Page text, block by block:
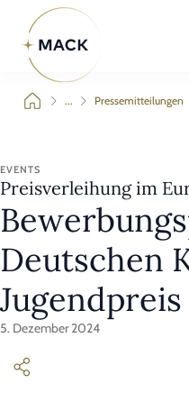
... Pressemitteilungen
EVENTS
Preisverleihung im
Deutschen
5. Dezember 2024